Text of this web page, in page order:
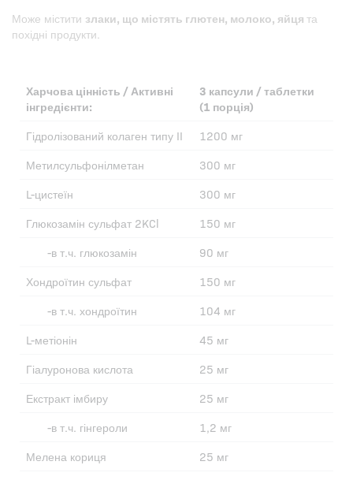
Може містити злаки, що містять глютен, молоко, яйця та
похідні продукти.
Харчова цінність / Активні
інгредієнти:
3 капсули / таблетки
(1 порція)
Гідролізований колаген типу II
1200 мг
Метилсульфонілметан
300 мг
L-цистеїн
300 мг
Глюкозамін сульфат 2KCl
150 мг
-в т.ч. глюкозамін
90 мг
Хондроїтин сульфат
150 мг
-в т.ч. хондроїтин
104 мг
L-метіонін
45 мг
Гіалуронова кислота
25 мг
Екстракт імбиру
25 мг
-в т.ч. гінгероли
1,2 мг
Мелена кориця
25 мг